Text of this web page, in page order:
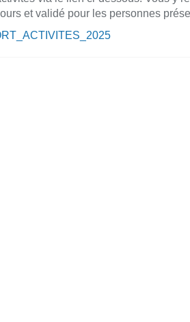
et validé pour les personnes